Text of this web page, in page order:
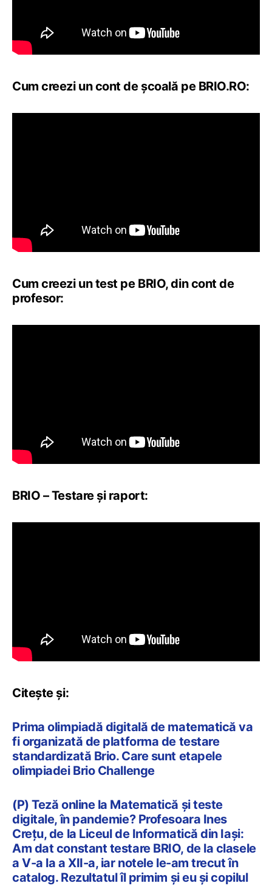
Cum creezi un cont de școală pe BRIO.RO:
Cum creezi un test pe BRIO, din cont de
profesor:
BRIO – Testare și raport:
Citește și:
Prima olimpiadă digitală de matematică va
fi organizată de platforma de testare
standardizată Brio. Care sunt etapele
olimpiadei Brio Challenge
(P) Teză online la Matematică și teste
digitale, în pandemie? Profesoara Ines
Crețu, de la Liceul de Informatică din Iași:
Am dat constant testare BRIO, de la clasele
a V-a la a XII-a, iar notele le-am trecut în
catalog. Rezultatul îl primim și eu și copilul